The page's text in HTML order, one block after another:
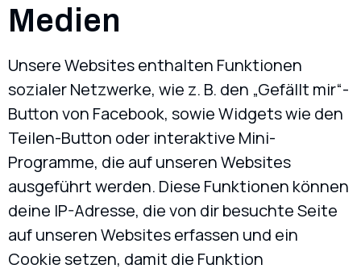
Medien
Unsere Websites enthalten Funktionen
sozialer Netzwerke, wie z. B. den „Gefällt mir“-
Button von Facebook, sowie Widgets wie den
Teilen-Button oder interaktive Mini-
Programme, die auf unseren Websites
ausgeführt werden. Diese Funktionen können
deine IP-Adresse, die von dir besuchte Seite
auf unseren Websites erfassen und ein
Cookie setzen, damit die Funktion